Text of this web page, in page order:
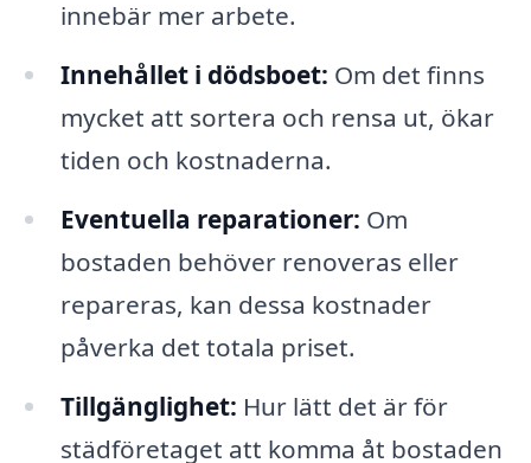
innebär mer arbete.
Innehållet i dödsboet: Om det finns
mycket att sortera och rensa ut, ökar
tiden och kostnaderna.
Eventuella reparationer: Om
bostaden behöver renoveras eller
repareras, kan dessa kostnader
påverka det totala priset.
Tillgänglighet: Hur lätt det är för
städföretaget att komma åt bostaden